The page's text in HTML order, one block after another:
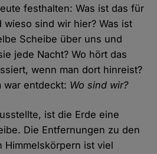
festhalten: Was ist das für
wieso sind wir hier? Was ist
Scheibe über uns und
jede Nacht? Wo hört das
wenn man dort hinreist?
war entdeckt: Wo sind wir?
ist die Erde eine
Die Entfernungen zu den
Himmelskörpern ist viel